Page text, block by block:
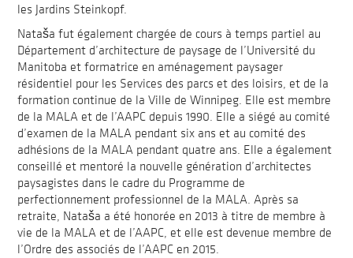
les Jardins Steinkopf.
Nataša fut également chargée de cours à temps partiel au
Département d’architecture de paysage de l’Université du
Manitoba et formatrice en aménagement paysager
résidentiel pour les Services des parcs et des loisirs, et de la
formation continue de la Ville de Winnipeg. Elle est membre
de la MALA et de l’AAPC depuis 1990. Elle a siégé au comité
d’examen de la MALA pendant six ans et au comité des
adhésions de la MALA pendant quatre ans. Elle a également
conseillé et mentoré la nouvelle génération d’architectes
paysagistes dans le cadre du Programme de
perfectionnement professionnel de la MALA. Après sa
retraite, Nataša a été honorée en 2013 à titre de membre à
vie de la MALA et de l’AAPC, et elle est devenue membre de
l’Ordre des associés de l’AAPC en 2015.